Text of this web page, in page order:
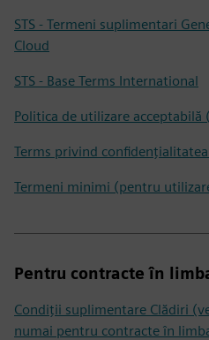
STS - Termeni suplimentari
Cloud
STS - Base Terms International
Politica de utilizare acceptabilă
Terms privind
Termeni minimi (pentru
Pentru contracte în
Condiții suplimentare Clădiri
numai pentru contracte în